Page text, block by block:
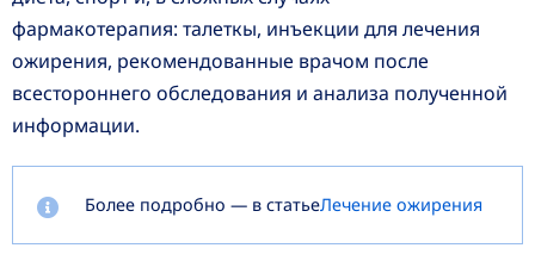
фармакотерапия: талеткы, инъекции для лечения
ожирения, рекомендованные врачом после
всестороннего обследования и анализа полученной
информации.
Более подробно — в статьеЛечение ожирения